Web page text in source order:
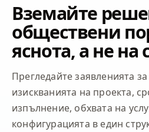
Вземайте
обществени
яснота, а не на
Прегледайте заявленията
изискванията на проекта,
изпълнение, обхвата на
конфигурацията в един